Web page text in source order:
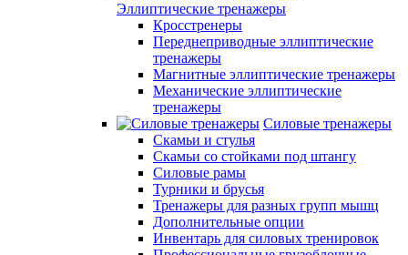
Эллиптические тренажеры
Кросстренеры
Переднеприводные эллиптические
тренажеры
Магнитные эллиптические тренажеры
Механические эллиптические
тренажеры
Силовые тренажеры
Скамьи и стулья
Скамьи со стойками под штангу
Силовые рамы
Турники и брусья
Тренажеры для разных групп мышц
Дополнительные опции
Инвентарь для силовых тренировок